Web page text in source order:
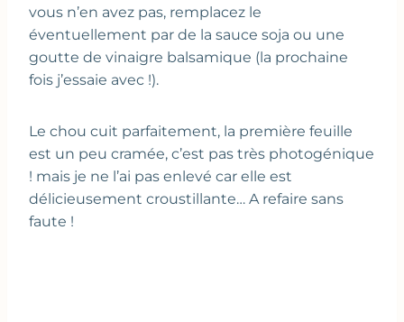
vous n’en avez pas, remplacez le
éventuellement par de la sauce soja ou une
goutte de vinaigre balsamique (la prochaine
fois j’essaie avec !).
Le chou cuit parfaitement, la première feuille
est un peu cramée, c’est pas très photogénique
! mais je ne l’ai pas enlevé car elle est
délicieusement croustillante… A refaire sans
faute !